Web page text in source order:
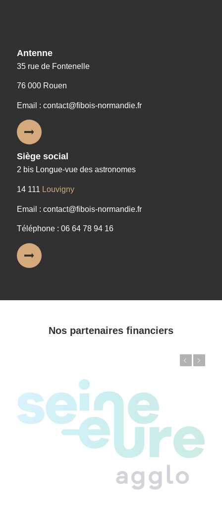
Antenne
35 rue de Fontenelle
76 000 Rouen
Email : contact@fibois-normandie.fr
Siège social
2 bis Longue-vue des astronomes
14 111 Louvigny
Email : contact@fibois-normandie.fr
Téléphone : 06 64 78 94 16
Nos partenaires financiers